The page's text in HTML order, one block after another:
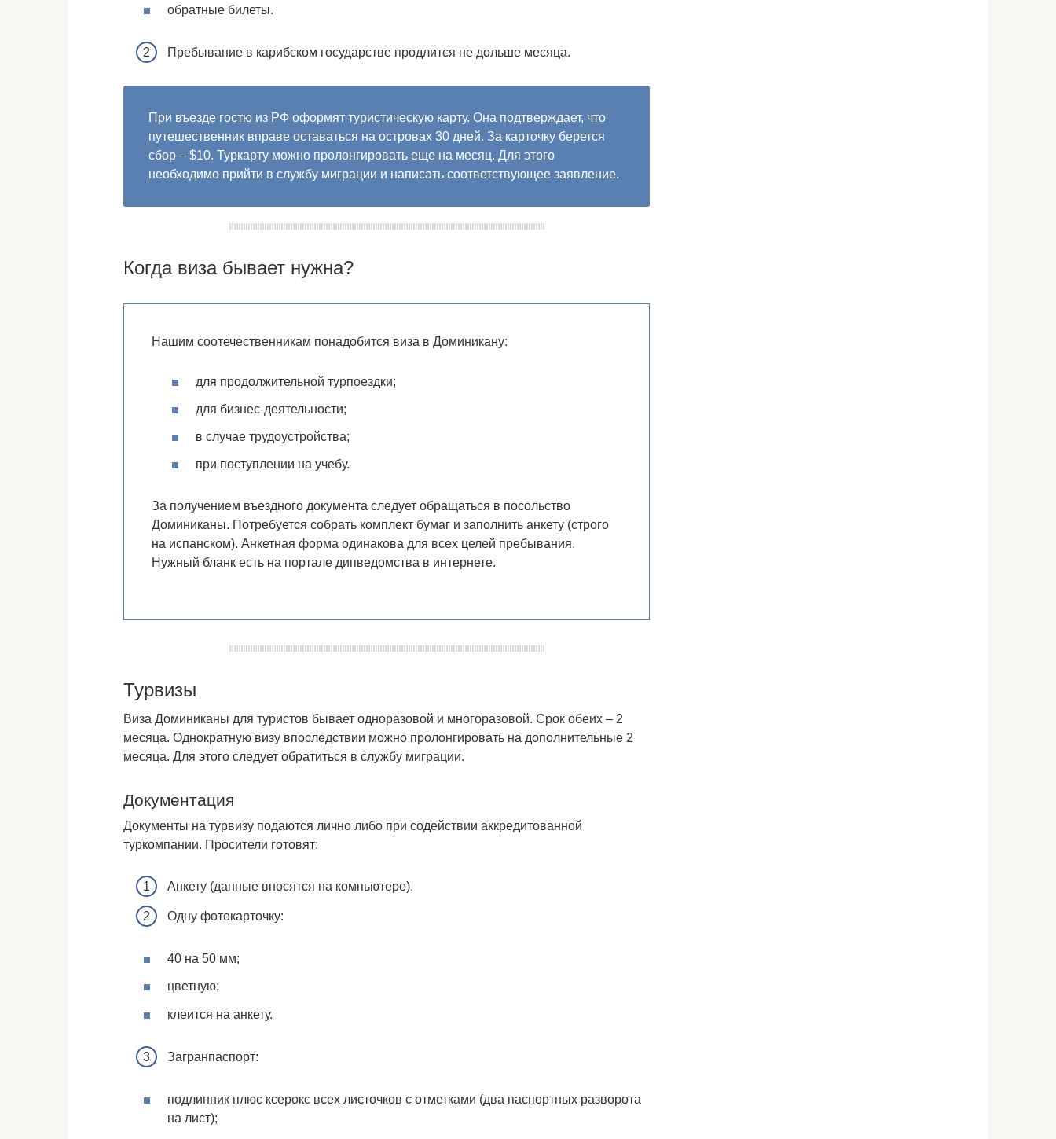
обратные билеты.
Пребывание в карибском государстве продлится не дольше месяца.
При въезде гостю из РФ оформят туристическую карту. Она подтверждает, что
путешественник вправе оставаться на островах 30 дней. За карточку берется
сбор – $10. Туркарту можно пролонгировать еще на месяц. Для этого
необходимо прийти в службу миграции и написать соответствующее заявление.
Когда виза бывает нужна?
Нашим соотечественникам понадобится виза в Доминикану:
для продолжительной турпоездки;
для бизнес-деятельности;
в случае трудоустройства;
при поступлении на учебу.
За получением въездного документа следует обращаться в посольство
Доминиканы. Потребуется собрать комплект бумаг и заполнить анкету (строго
на испанском). Анкетная форма одинакова для всех целей пребывания.
Нужный бланк есть на портале дипведомства в интернете.
Турвизы
Виза Доминиканы для туристов бывает одноразовой и многоразовой. Срок обеих – 2
месяца. Однократную визу впоследствии можно пролонгировать на дополнительные 2
месяца. Для этого следует обратиться в службу миграции.
Документация
Документы на турвизу подаются лично либо при содействии аккредитованной
туркомпании. Просители готовят:
Анкету (данные вносятся на компьютере).
Одну фотокарточку:
40 на 50 мм;
цветную;
клеится на анкету.
Загранпаспорт:
подлинник плюс ксерокс всех листочков с отметками (два паспортных разворота
на лист);